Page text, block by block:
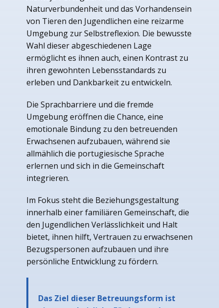
Naturverbundenheit und das Vorhandensein
von Tieren den Jugendlichen eine reizarme
Umgebung zur Selbstreflexion. Die bewusste
Wahl dieser abgeschiedenen Lage
ermöglicht es ihnen auch, einen Kontrast zu
ihren gewohnten Lebensstandards zu
erleben und Dankbarkeit zu entwickeln.
Die Sprachbarriere und die fremde
Umgebung eröffnen die Chance, eine
emotionale Bindung zu den betreuenden
Erwachsenen aufzubauen, während sie
allmählich die portugiesische Sprache
erlernen und sich in die Gemeinschaft
integrieren.
Im Fokus steht die Beziehungsgestaltung
innerhalb einer familiären Gemeinschaft, die
den Jugendlichen Verlässlichkeit und Halt
bietet, ihnen hilft, Vertrauen zu erwachsenen
Bezugspersonen aufzubauen und ihre
persönliche Entwicklung zu fördern.
Das Ziel dieser Betreuungsform ist